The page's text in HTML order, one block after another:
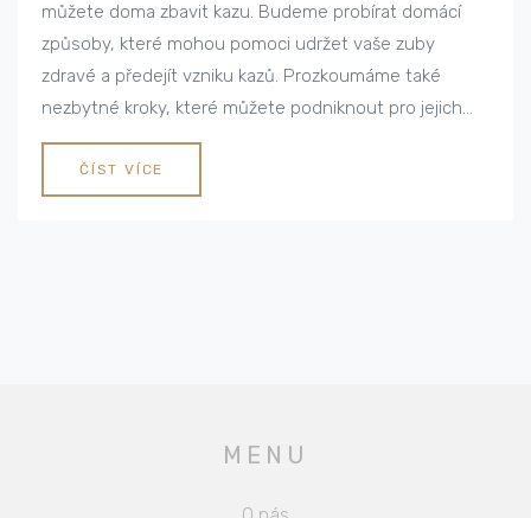
můžete doma zbavit kazu. Budeme probírat domácí
způsoby, které mohou pomoci udržet vaše zuby
zdravé a předejít vzniku kazů. Prozkoumáme také
nezbytné kroky, které můžete podniknout pro jejich
prevenci. Přeji vám příjemné čtení a doufám, že
najdete užitečné tipy a triky pro zdravý úsměv.
ČÍST VÍCE
MENU